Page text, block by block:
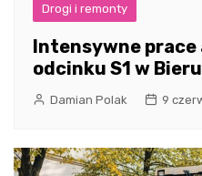
Drogi i remonty
Intensywne
odcinku S1 w
Damian Polak 9